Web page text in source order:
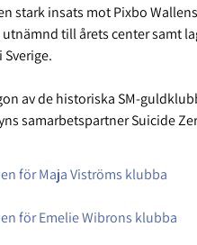
stark insats mot Pixbo
till årets center samt
av de historiska SM-
samarbetspartner Suicide
för Maja Viströms klubba
för Emelie Wibrons klubba